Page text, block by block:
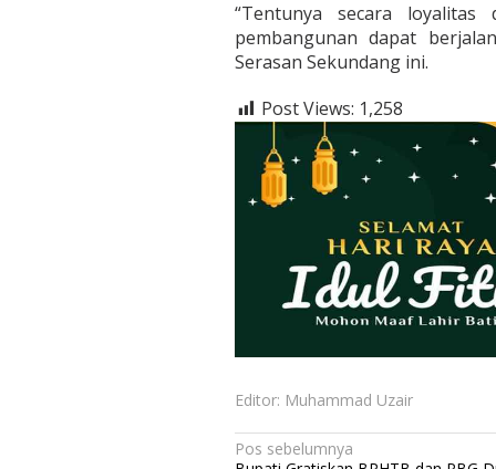
“Tentunya secara
pembangunan dapat
Serasan Sekundang ini.
Post Views: 1,258
Editor: Muhammad Uzair
N
Pos sebelumnya